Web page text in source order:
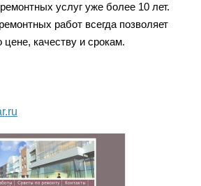
Карты
услуг уже более 10 лет.
работ всегда позволяет
качеству и срокам.